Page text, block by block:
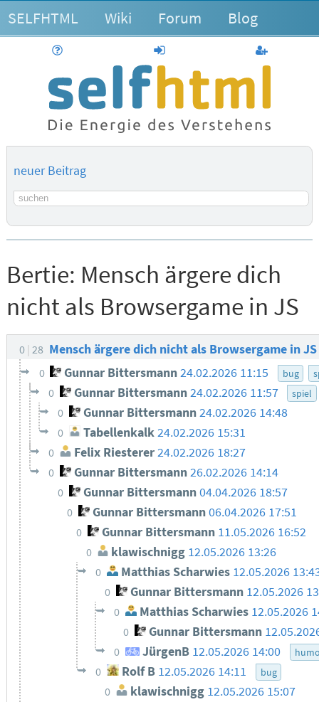
SELFHTML Wiki Forum Blog
anmelden
neuer Beitrag
Suchbegriff
Bertie: Mensch ärgere dich
nicht als Browsergame in JS
0 28 Mensch ärgere dich nicht als Browsergame in JS
0 Gunnar Bittersmann24.02.2026 11:15 bug
0 Gunnar Bittersmann 24.02.2026 11:57 spiel
0 Gunnar Bittersmann24.02.2026 14:48
0 Tabellenkalk24.02.2026 15:31
0 Felix Riesterer 24.02.2026 18:27
0 Gunnar Bittersmann 26.02.2026 14:14
0 Gunnar Bittersmann04.04.2026 18:57
0 Gunnar Bittersmann06.04.2026 17:51
0 Gunnar Bittersmann 11.05.2026 16:52
0 klawischnigg 12.05.2026 13:26
0 Matthias Scharwies 12.05.2026
0 Gunnar Bittersmann 12.05.2026
0 Matthias Scharwies 12.05.2026
0 Gunnar Bittersmann
0 JürgenB 12.05.2026 14:00
0 Rolf B 12.05.2026 14:11 bug
0 klawischnigg 12.05.2026 15:07